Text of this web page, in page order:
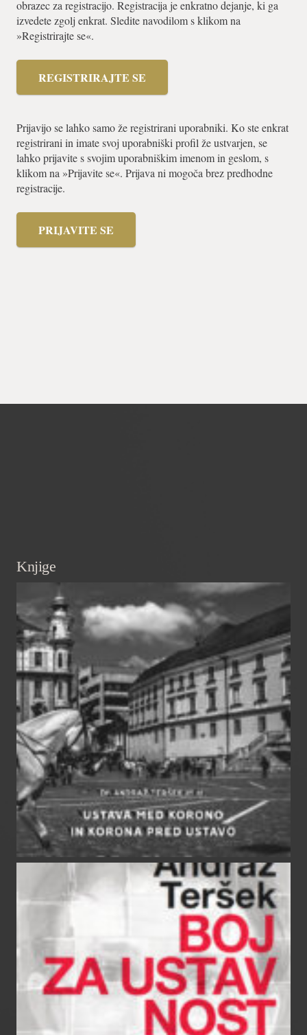
obrazec za registracijo. Registracija je enkratno dejanje, ki ga
izvedete zgolj enkrat. Sledite navodilom s klikom na
»Registrirajte se«.
REGISTRIRAJTE SE
Prijavijo se lahko samo že registrirani uporabniki. Ko ste enkrat
registrirani in imate svoj uporabniški profil že ustvarjen, se
lahko prijavite s svojim uporabniškim imenom in geslom, s
klikom na »Prijavite se«. Prijava ni mogoča brez predhodne
registracije.
PRIJAVITE SE
Knjige